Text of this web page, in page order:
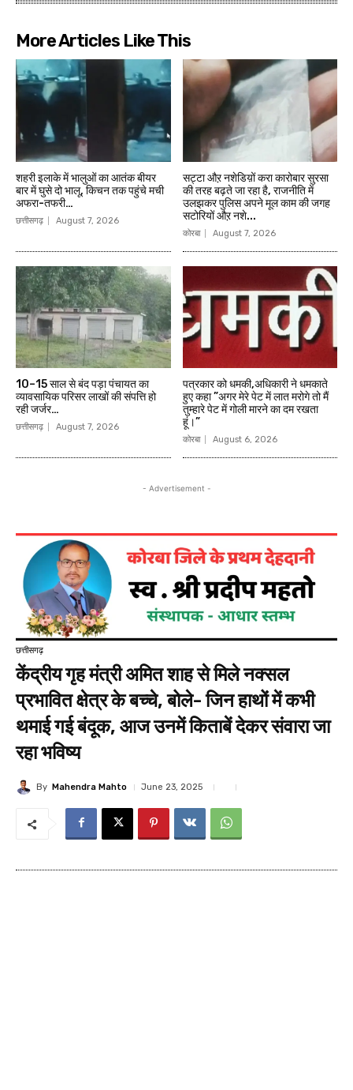
More Articles Like This
शहरी इलाके में भालुओं का आतंक बीयर
बार में घुसे दो भालू, किचन तक पहुंचे मची
अफरा-तफरी…
छत्तीसगढ़ August 7, 2026
सट्टा औऱ नशेडिय़ों करा कारोबार सुरसा
की तरह बढ़ते जा रहा है, राजनीति में
उलझकर पुलिस अपने मूल काम की जगह
सटोरियों औऱ नशे...
कोरबा August 7, 2026
10–15 साल से बंद पड़ा पंचायत का
व्यावसायिक परिसर लाखों की संपत्ति हो
रही जर्जर…
छत्तीसगढ़ August 7, 2026
पत्रकार को धमकी,अधिकारी ने धमकाते
हुए कहा ”अगर मेरे पेट में लात मरोगे तो मैं
तुम्हारे पेट में गोली मारने का दम रखता
हूं।”
कोरबा August 6, 2026
- Advertisement -